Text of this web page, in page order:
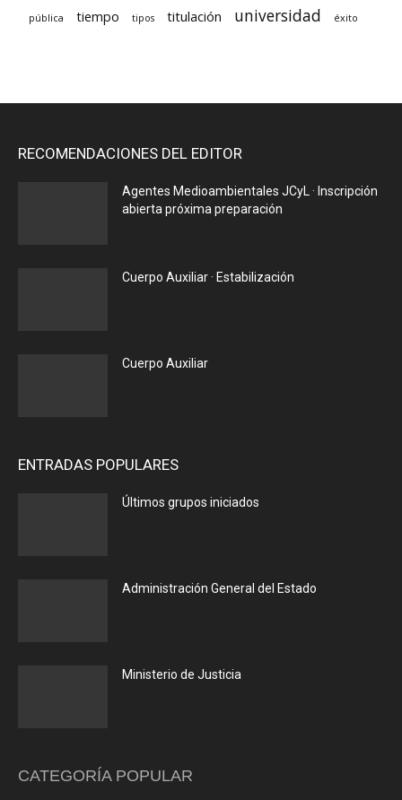
pública tiempo tipos titulación universidad éxito
RECOMENDACIONES DEL EDITOR
Agentes Medioambientales JCyL · Inscripción
abierta próxima preparación
Cuerpo Auxiliar · Estabilización
Cuerpo Auxiliar
ENTRADAS POPULARES
Últimos grupos iniciados
Administración General del Estado
Ministerio de Justicia
CATEGORÍA POPULAR